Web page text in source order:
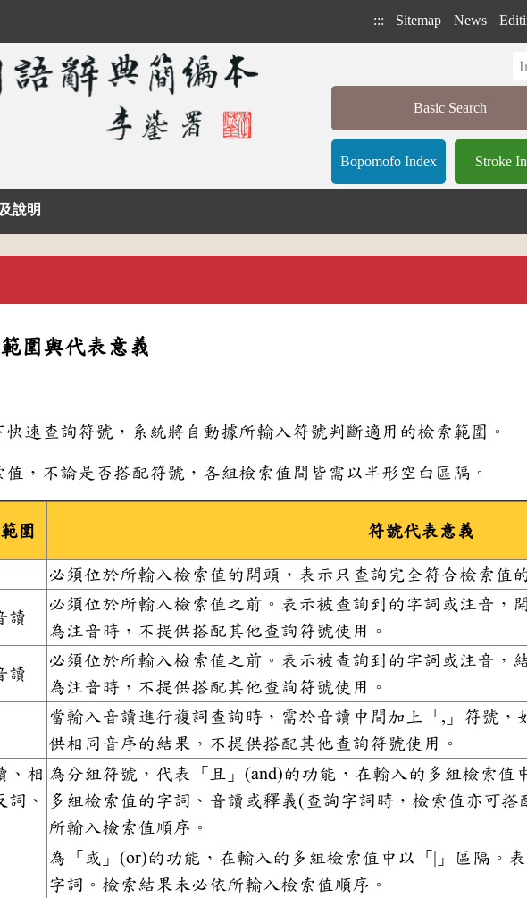
::: Sitemap News
Basic Search
Bopomofo Index Stroke
說明
圍與代表意義
快速查詢符號，系統將自動據所輸入符號判斷適用的檢索範圍。
，不論是否搭配符號，各組檢索值間皆需以半形空白區隔。
圍 符號代表意義
必須位於所輸入檢索值的開頭，表示只查詢完全符合檢索值
讀
必須位於所輸入檢索值之前。表示被查詢到的字詞或注音，
為注音時，不提供搭配其他查詢符號使用。
讀
必須位於所輸入檢索值之前。表示被查詢到的字詞或注音，
為注音時，不提供搭配其他查詢符號使用。
當輸入音讀進行複詞查詢時，需於音讀中間加上「,」符號
供相同音序的結果，不提供搭配其他查詢符號使用。
、相
詞、
為分組符號，代表「且」(and)的功能，在輸入的多組檢索
多組檢索值的字詞、音讀或釋義(查詢字詞時，檢索值亦可
所輸入檢索值順序。
為「或」(or)的功能，在輸入的多組檢索值中以「
」區隔。
字詞。檢索結果未必依所輸入檢索值順序。